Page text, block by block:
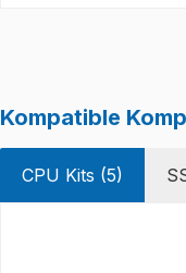
Kompatible
CPU Kits (5)